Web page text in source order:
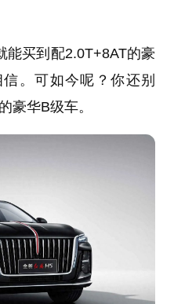
能买到配2.0T+8AT的豪
。可如今呢？你还别
豪华B级车。